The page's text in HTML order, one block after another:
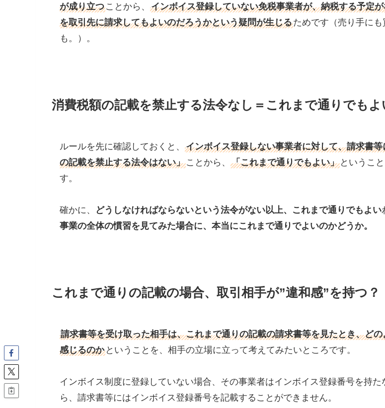
が成り立つ ことから、 インボイス登録していない免税事業者が、納税する予定
を取引先に請求してもよいのだろうかという疑問が生じるためです（売り手にも
も。）。
消費税額の記載を禁止する法令なし＝これまで通りでもよ
ルールを先に確認しておくと、 インボイス登録しない事業者に対して、請求書
の記載を禁止する法令はない」 ことから、 「これまで通りでもよい」 というこ
す。
確かに、 どうしなければならないという法令がない以上、これまで通りでもよい
事業の全体の慣習を見てみた場合に、本当にこれまで通りでよいのかどうか。
これまで通りの記載の場合、取引相手が”違和感”を持つ？
請求書等を受け取った相手は、これまで通りの記載の請求書等を見たとき、ど
感じるのか ということを、相手の立場に立って考えてみたいところです。
インボイス制度に登録していない場合、その事業者はインボイス登録番号を持た
ら、請求書等にはインボイス登録番号を記載することができません。